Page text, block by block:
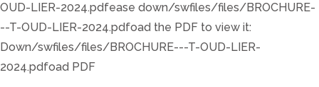
OUD-LIER-2024.pdfease down/swfiles/files/BROCHURE-
--T-OUD-LIER-2024.pdfoad the PDF to view it:
Down/swfiles/files/BROCHURE---T-OUD-LIER-
2024.pdfoad PDF